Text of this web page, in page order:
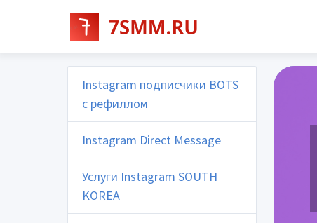
Instagram подписчики BOTS
с рефиллом
Instagram Direct Message
Услуги Instagram SOUTH
KOREA